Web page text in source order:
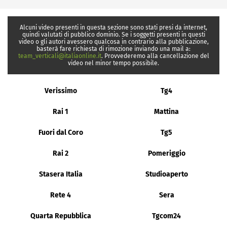
Alcuni video presenti in questa sezione sono stati presi da internet,
quindi valutati di pubblico dominio. Se i soggetti presenti in questi
video o gli autori avessero qualcosa in contrario alla pubblicazione,
basterà fare richiesta di rimozione inviando una mail a:
team_verticali@italiaonline.it. Provvederemo alla cancellazione del
video nel minor tempo possibile.
Verissimo Tg4
Rai 1 Mattina
Fuori dal Coro Tg5
Rai 2 Pomeriggio
Stasera Italia Studioaperto
Rete 4 Sera
Quarta Repubblica Tgcom24